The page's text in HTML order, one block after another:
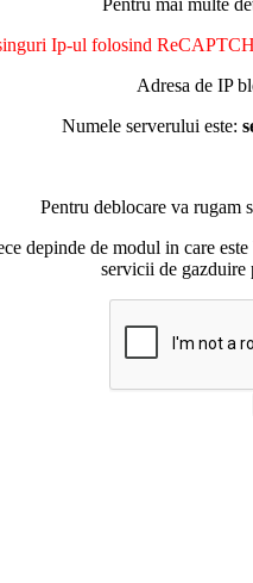
Pentru mai multe
Ip-ul folosind
Adresa de IP
Numele serverului este:
Pentru deblocare va
depinde de modul in care
servicii de gazduire